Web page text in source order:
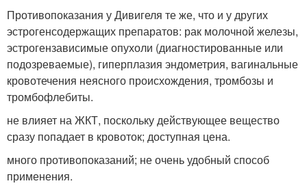
Противопоказания у Дивигеля те же, что и у других
эстрогенсодержащих препаратов: рак молочной железы,
эстрогензависимые опухоли (диагностированные или
подозреваемые), гиперплазия эндометрия, вагинальные
кровотечения неясного происхождения, тромбозы и
тромбофлебиты.
не влияет на ЖКТ, поскольку действующее вещество
сразу попадает в кровоток; доступная цена.
много противопоказаний; не очень удобный способ
применения.